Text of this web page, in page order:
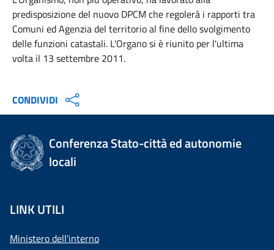
predisposizione del nuovo DPCM che regolerà i rapporti tra
Comuni ed Agenzia del territorio al fine dello svolgimento
delle funzioni catastali. L'Organo si è riunito per l'ultima
volta il 13 settembre 2011.
CONDIVIDI
Conferenza Stato-città ed autonomie
locali
LINK UTILI
Ministero dell'interno